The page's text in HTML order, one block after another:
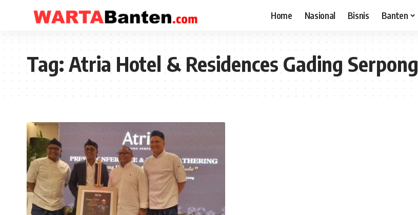
Home Nasional Bisnis Banten
Tag:Atria Hotel & Residences Gading Serpong